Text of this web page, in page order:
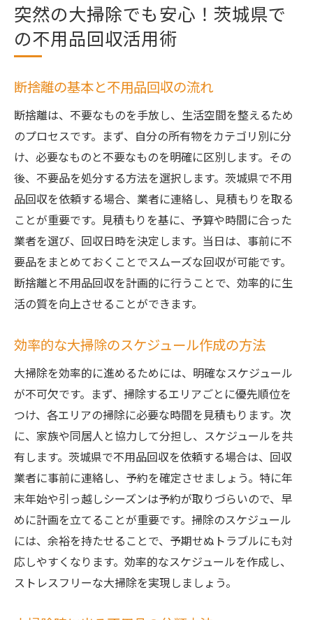
突然の大掃除でも安心！茨城県で
の不用品回収活用術
断捨離の基本と不用品回収の流れ
断捨離は、不要なものを手放し、生活空間を整えるため
のプロセスです。まず、自分の所有物をカテゴリ別に分
け、必要なものと不要なものを明確に区別します。その
後、不要品を処分する方法を選択します。茨城県で不用
品回収を依頼する場合、業者に連絡し、見積もりを取る
ことが重要です。見積もりを基に、予算や時間に合った
業者を選び、回収日時を決定します。当日は、事前に不
要品をまとめておくことでスムーズな回収が可能です。
断捨離と不用品回収を計画的に行うことで、効率的に生
活の質を向上させることができます。
効率的な大掃除のスケジュール作成の方法
大掃除を効率的に進めるためには、明確なスケジュール
が不可欠です。まず、掃除するエリアごとに優先順位を
つけ、各エリアの掃除に必要な時間を見積もります。次
に、家族や同居人と協力して分担し、スケジュールを共
有します。茨城県で不用品回収を依頼する場合は、回収
業者に事前に連絡し、予約を確定させましょう。特に年
末年始や引っ越しシーズンは予約が取りづらいので、早
めに計画を立てることが重要です。掃除のスケジュール
には、余裕を持たせることで、予期せぬトラブルにも対
応しやすくなります。効率的なスケジュールを作成し、
ストレスフリーな大掃除を実現しましょう。